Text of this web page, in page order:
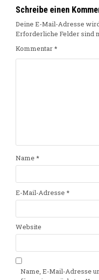
Schreibe einen
Deine E-Mail-Adresse
Erforderliche Felder sind
Kommentar*
Name *
E-Mail-Adresse *
Website
Name, E-Mail-Adresse